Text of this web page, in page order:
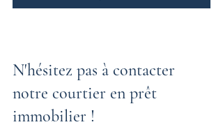
N'hésitez pas à contacter
notre courtier en prêt
immobilier !